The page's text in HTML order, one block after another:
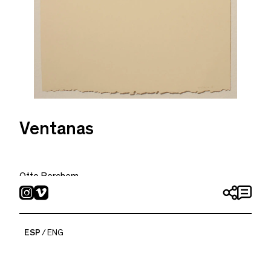
Ventanas
Otto Berchem
2019
ESP ENG